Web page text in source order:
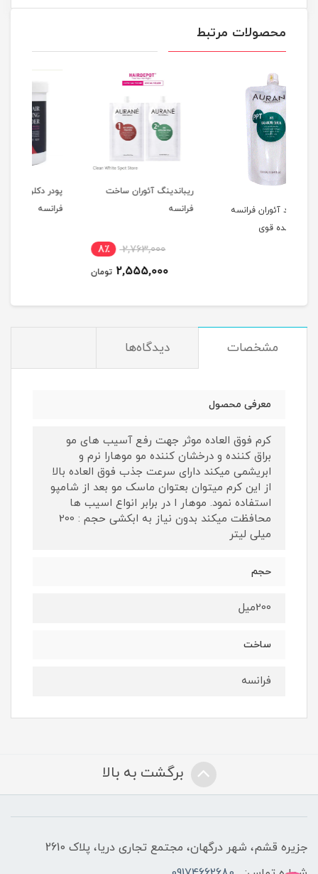
محصولات مرتبط
ریباندینگ آئوران ساخت
فرانسه
8٪
تومان
پودر دکلره آئوران ساخت
1,826,000
1,514,000
مشخصات دیدگاه‌ها
معرفی محصول
کرم فوق العاده موثر جهت رفع آسیب های مو
براق کننده و درخشان کننده مو موهارا نرم و
ابریشمی میکند دارای سرعت جذب فوق العاده بالا
از این کرم میتوان بعتوان ماسک مو بعد از شامپو
استفاده نمود. موهار ا در برابر انواع اسیب ها
محافظت میکند بدون نیاز به ابکشی حجم : 200
میلی لیتر
حجم
200میل
ساخت
فرانسه
برگشت به بالا
جزیره قشم، شهر درگهان، مجتمع تجاری دریا، پلاک 2610